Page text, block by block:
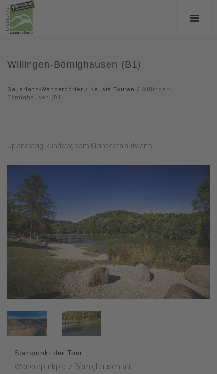
Willingen-Bömighausen (B1)
Sauerland-Wanderdörfer / Neusta Touren / Willingen-
Bömighausen (B1)
Uplandsteig-Rundweg vom Kleinsee talaufwärts
Startpunkt der Tour:
Wanderparkplatz Bömighausen am